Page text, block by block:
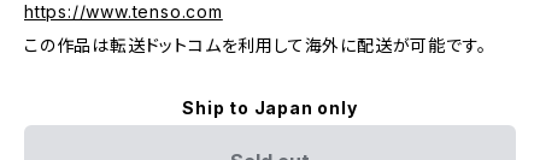
https://www.tenso.com
この作品は転送ドットコムを利用して海外に配送が可能です。
Ship to Japan only